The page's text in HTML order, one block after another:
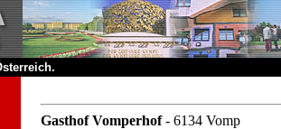
Gasthof Vomperhof- 6134 Vomp